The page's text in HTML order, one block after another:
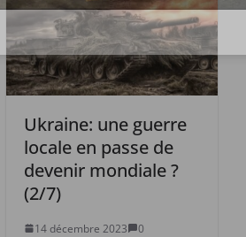
Ukraine: une guerre
locale en passe de
devenir mondiale ?
(2/7)
14 décembre 2023 0